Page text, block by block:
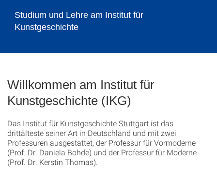
Studium und Lehre am Institut für
Kunstgeschichte
Willkommen am Institut für
Kunstgeschichte (IKG)
Das Institut für Kunstgeschichte Stuttgart ist das
drittälteste seiner Art in Deutschland und mit zwei
Professuren ausgestattet, der Professur für Vormoderne
(Prof. Dr. Daniela Bohde) und der Professur für Moderne
(Prof. Dr. Kerstin Thomas).